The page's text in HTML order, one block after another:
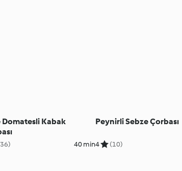
Domatesli Kabak
40 min
Peynirli Sebze Çorbası
4 (10)